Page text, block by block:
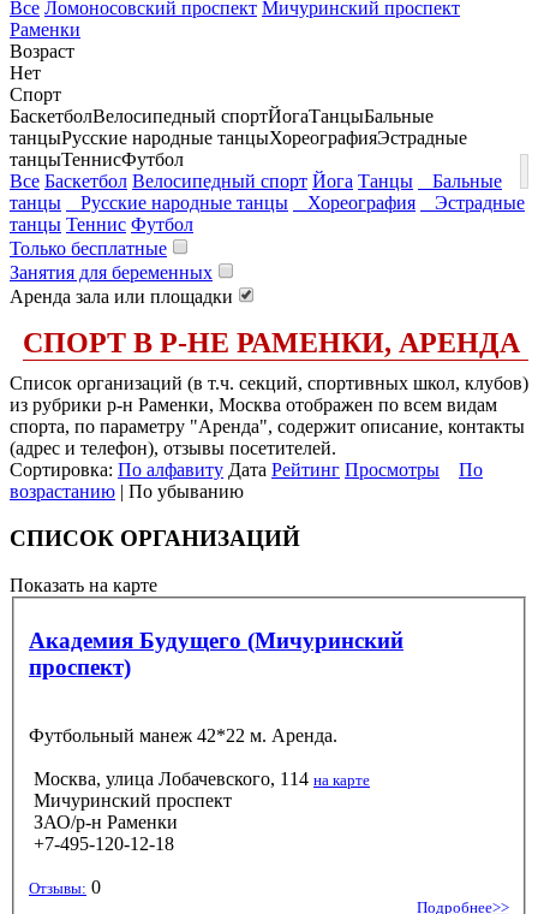
Все Ломоносовский проспект Мичуринский проспект
Раменки
Возраст
Нет
Спорт
БаскетболВелосипедный спортЙогаТанцыБальные
танцыРусские народные танцыХореографияЭстрадные
танцыТеннисФутбол
Все Баскетбол Велосипедный спорт Йога Танцы
Бальные
танцы
Русские народные танцы Хореография
Эстрадные
танцы Теннис Футбол
Только бесплатные
Занятия для беременных
Аренда зала или площадки
СПОРТ В Р-НЕ РАМЕНКИ, АРЕНДА
Список организаций (в т.ч. секций, спортивных школ, клубов)
из рубрики р-н Раменки, Москва отображен по всем видам
спорта, по параметру "Аренда", содержит описание, контакты
(адрес и телефон), отзывы посетителей.
Сортировка: По алфавиту Дата Рейтинг Просмотры
По
возрастанию | По убыванию
СПИСОК ОРГАНИЗАЦИЙ
Показать на карте
Академия Будущего (Мичуринский
проспект)
Футбольный манеж 42*22 м. Аренда.
Москва, улица Лобачевского, 114 на карте
Мичуринский проспект
ЗАО/р-н Раменки
+7-495-120-12-18
Отзывы: 0
Подробнее>>